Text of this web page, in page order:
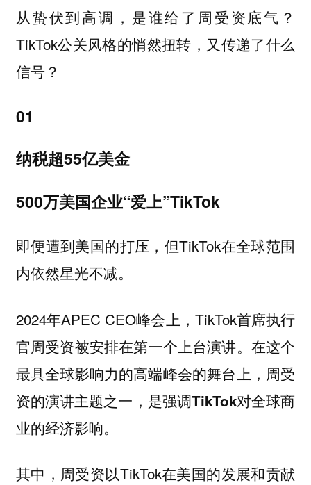
从蛰伏到高调，是谁给了周受资底气？
TikTok公关风格的悄然扭转，又传递了什么
信号？
01
纳税超55亿美金
500万美国企业“爱上”TikTok
即便遭到美国的打压，但TikTok在全球范围
内依然星光不减。
2024年APEC CEO峰会上，TikTok首席执行
官周受资被安排在第一个上台演讲。在这个
最具全球影响力的高端峰会的舞台上，周受
资的演讲主题之一，是强调TikTok对全球商
业的经济影响。
其中，周受资以TikTok在美国的发展和贡献